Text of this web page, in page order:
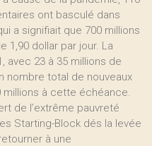
ont basculé dans
a signifiait que 700 millions
1,90 dollar par jour. La
avec 23 à 35 millions de
nombre total de nouveaux
à cette échéance.
de l’extrême pauvreté
Starting-Block dés la levée
à une